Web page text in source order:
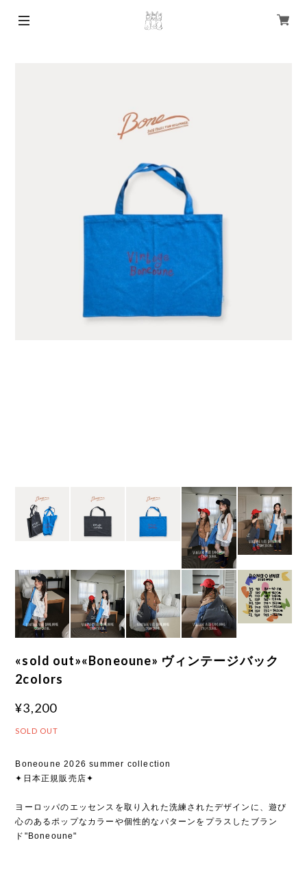
«sold out»«Boneoune» ヴィンテージバック
2colors
¥3,200
SOLD OUT
Boneoune 2026 summer collection
✦日本正規販売店✦
ヨーロッパのエッセンスを取り入れた洗練されたデザインに、遊び
心のあるポップなカラーや個性的なパターンをプラスしたブラン
ド"Boneoune"